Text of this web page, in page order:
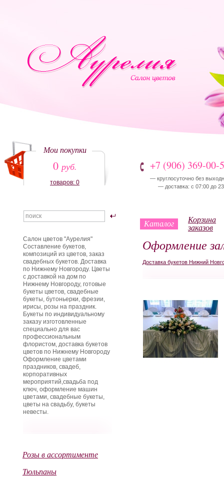
Мои покупки
0 руб.
товаров: 0
+7 (906) 369-00-
— круглосуточно без
— доставка: с 07:00 до
Каталог Корзина
заказов
Оформление
Доставка букетов Нижний
Салон цветов "Аурелия"
Составление букетов,
композиций из цветов, заказ
свадебных букетов. Доставка
по Нижнему Новгороду. Цветы
с доставкой на дом по
Нижнему Новгороду, готовые
букеты цветов, свадебные
букеты, бутоньерки, фрезии,
ирисы, розы на праздник.
Букеты по индивидуальному
заказу изготовленные
специально для вас
профессиональным
флористом, доставка букетов
цветов по Нижнему Новгороду
Оформление цветами
праздников, свадеб,
корпоративных
мероприятий,свадьба под
ключ, оформление машин
цветами, свадебные букеты,
цветы на свадьбу, букеты
невесты.
Розы в ассортименте
Тюльпаны